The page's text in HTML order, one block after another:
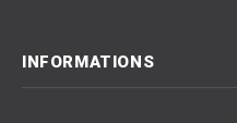
INFORMATIONS